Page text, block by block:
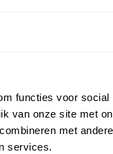
functies voor social
van onze site met
met
services.
Merk
Materiaal